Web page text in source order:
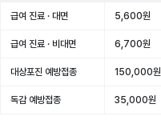
급여 진료 · 대면 5,600원
급여 진료 · 비대면 6,700원
대상포진 예방접종 150,000원
독감 예방접종 35,000원